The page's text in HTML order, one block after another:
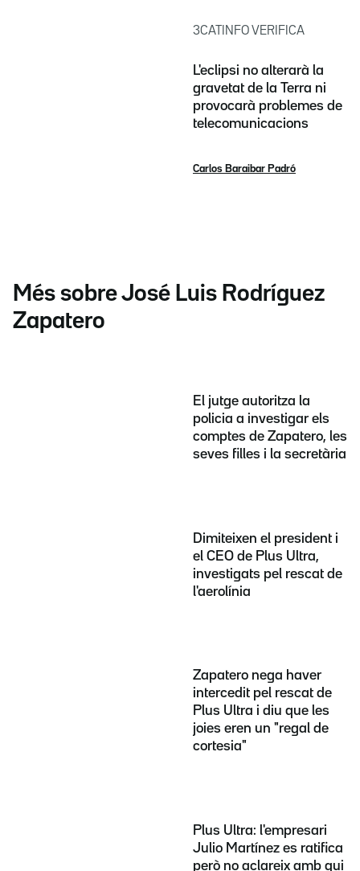
3CATINFO VERIFICA
L'eclipsi no alterarà la
gravetat de la Terra ni
provocarà problemes de
telecomunicacions
Carlos Baraibar Padró
Més sobre José Luis Rodríguez
Zapatero
El jutge autoritza la
policia a investigar els
comptes de Zapatero, les
seves filles i la secretària
Dimiteixen el president i
el CEO de Plus Ultra,
investigats pel rescat de
l'aerolínia
Zapatero nega haver
intercedit pel rescat de
Plus Ultra i diu que les
joies eren un "regal de
cortesia"
Plus Ultra: l'empresari
Julio Martínez es ratifica
però no aclareix amb qui